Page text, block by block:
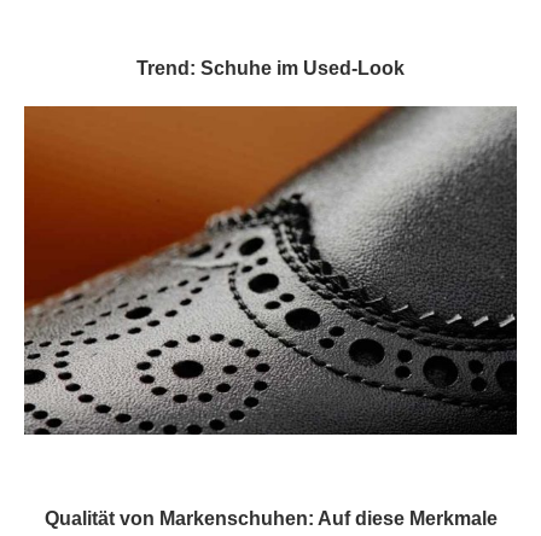
Trend: Schuhe im Used-Look
Qualität von Markenschuhen: Auf diese Merkmale